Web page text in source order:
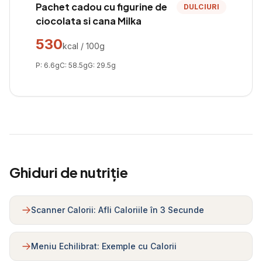
Pachet cadou cu figurine de
ciocolata si cana Milka
DULCIURI
530kcal / 100g
P: 6.6gC: 58.5gG: 29.5g
Ghiduri de nutriție
Scanner Calorii: Afli Caloriile în 3 Secunde
Meniu Echilibrat: Exemple cu Calorii